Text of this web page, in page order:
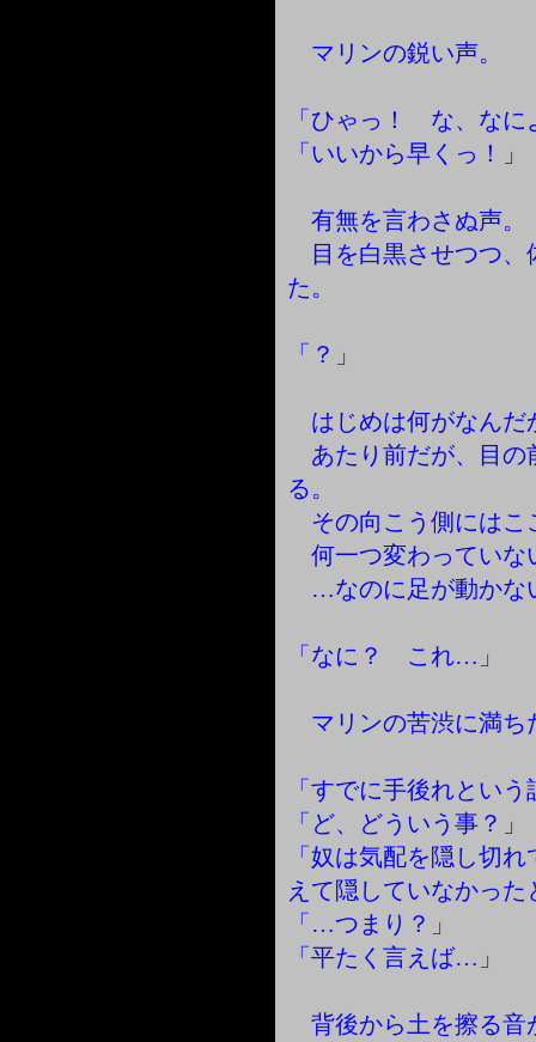
マリンの鋭い声。
「ひゃっ！ な、なに
「いいから早くっ！」
有無を言わさぬ声。
目を白黒させつつ、
た。
「？」
はじめは何がなんだ
あたり前だが、目の
る。
その向こう側にはこ
何一つ変わっていな
…なのに足が動かな
「なに？ これ…」
マリンの苦渋に満ち
「すでに手後れとい
「ど、どういう事？」
「奴は気配を隠し切
えて隠していなかっ
「…つまり？」
「平たく言えば…」
背後から土を擦る音